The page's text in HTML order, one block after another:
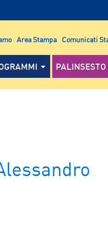
Area Stampa Comunicati
PALINSESTO